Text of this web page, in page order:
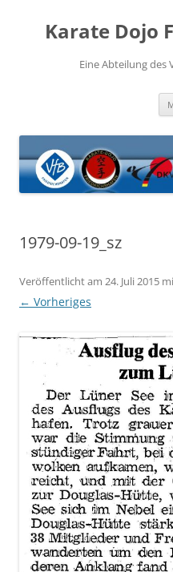
springenKarate Dojo
Eine Abteilung des
1979-09-19_sz
Veröffentlicht am 24. Juli 2015
← Vorheriges